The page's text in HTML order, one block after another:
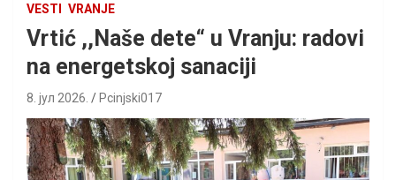
VESTI VRANJE
Vrtić ,,Naše dete“ u Vranju: radovi
na energetskoj sanaciji
8. јул 2026. Pcinjski017